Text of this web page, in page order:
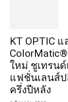
KT OPTIC แ
ใหม่ ชูเทรน
แฟชั่นเลนส์
ครึ่งปีหลัง